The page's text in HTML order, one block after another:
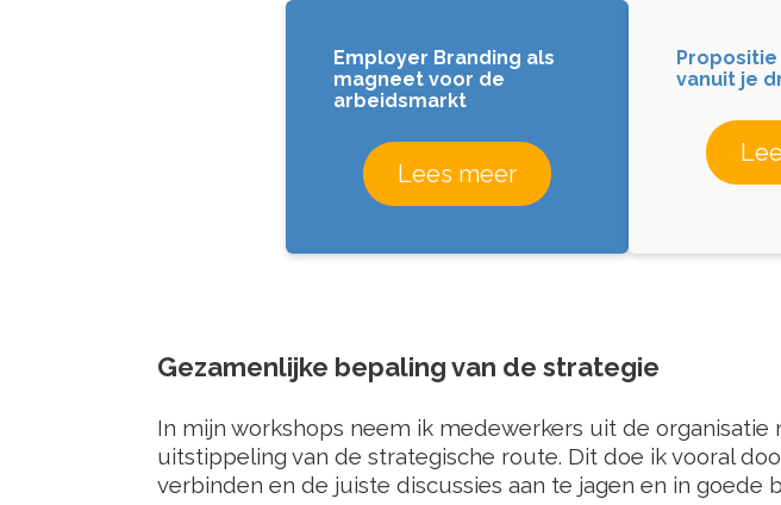
Employer Branding als
magneet voor de
arbeidsmarkt
Lees meer
vanuit je
Gezamenlijke bepaling van de strategie
In mijn workshops neem ik medewerkers uit de
uitstippeling van de strategische route. Dit doe ik vooral
verbinden en de juiste discussies aan te jagen en in